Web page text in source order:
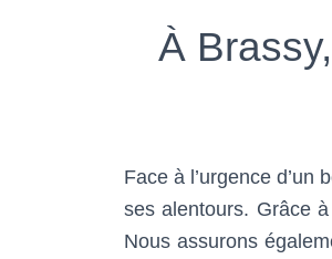
À
Face à l’urgence
ses alentours. Grâce
Nous assurons